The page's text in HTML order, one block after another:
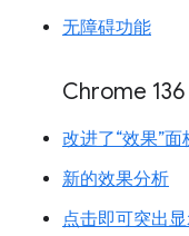
无障碍功能
Chrome 136
改进了“效果”面
新的效果分析
点击即可突出